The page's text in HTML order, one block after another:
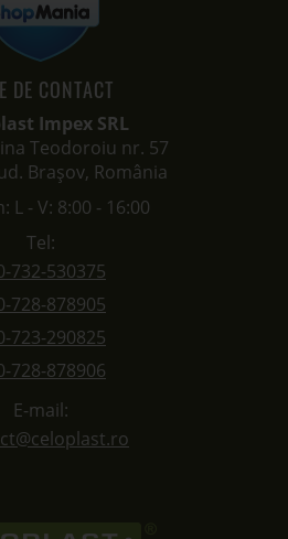
DE CONTACT
Impex SRL
Teodoroiu nr. 57
Brașov, România
L - V: 8:00 - 16:00
Tel:
732-530375
728-878905
723-290825
728-878906
E-mail: